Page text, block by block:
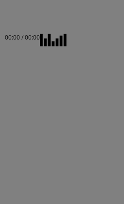
00:00/00:00